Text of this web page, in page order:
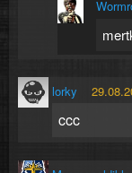
lorky
ccc